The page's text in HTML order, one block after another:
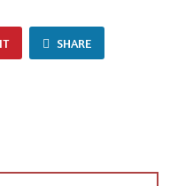
SHARE